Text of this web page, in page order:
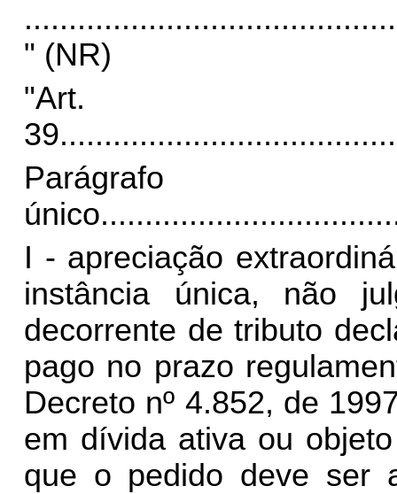
" (NR)
"Art.
39.
Parágrafo
único.
I - apreciação
instância única, não
decorrente de tributo
pago no prazo
Decreto nº 4.852, de
em dívida ativa ou
que o pedido deve ser